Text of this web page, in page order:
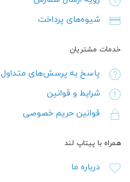
شیوه‌های پرداخت
خدمات مشتریان
پاسخ به پرسش‌های متداول
شرایط و قوانین
قوانین حریم خصوصی
همراه با پیتاپ لند
درباره ما